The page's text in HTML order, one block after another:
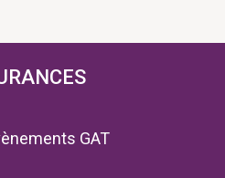
GAT